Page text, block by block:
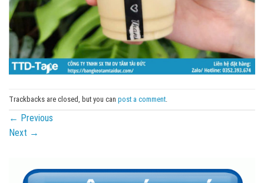
Trackbacks are closed, but you can post a comment
← Previous
Next →